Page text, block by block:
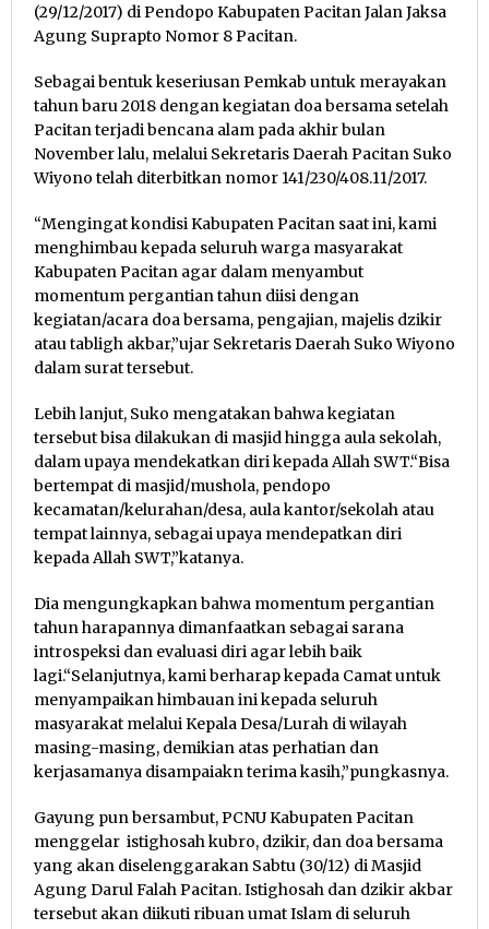
(29/12/2017) di Pendopo Kabupaten Pacitan Jalan Jaksa
Agung Suprapto Nomor 8 Pacitan.
Sebagai bentuk keseriusan Pemkab untuk merayakan
tahun baru 2018 dengan kegiatan doa bersama setelah
Pacitan terjadi bencana alam pada akhir bulan
November lalu, melalui Sekretaris Daerah Pacitan Suko
Wiyono telah diterbitkan nomor 141/230/408.11/2017.
“Mengingat kondisi Kabupaten Pacitan saat ini, kami
menghimbau kepada seluruh warga masyarakat
Kabupaten Pacitan agar dalam menyambut
momentum pergantian tahun diisi dengan
kegiatan/acara doa bersama, pengajian, majelis dzikir
atau tabligh akbar,”ujar Sekretaris Daerah Suko Wiyono
dalam surat tersebut.
Lebih lanjut, Suko mengatakan bahwa kegiatan
tersebut bisa dilakukan di masjid hingga aula sekolah,
dalam upaya mendekatkan diri kepada Allah SWT.“Bisa
bertempat di masjid/mushola, pendopo
kecamatan/kelurahan/desa, aula kantor/sekolah atau
tempat lainnya, sebagai upaya mendepatkan diri
kepada Allah SWT,”katanya.
Dia mengungkapkan bahwa momentum pergantian
tahun harapannya dimanfaatkan sebagai sarana
introspeksi dan evaluasi diri agar lebih baik
lagi.“Selanjutnya, kami berharap kepada Camat untuk
menyampaikan himbauan ini kepada seluruh
masyarakat melalui Kepala Desa/Lurah di wilayah
masing-masing, demikian atas perhatian dan
kerjasamanya disampaiakn terima kasih,”pungkasnya.
Gayung pun bersambut, PCNU Kabupaten Pacitan
menggelar istighosah kubro, dzikir, dan doa bersama
yang akan diselenggarakan Sabtu (30/12) di Masjid
Agung Darul Falah Pacitan. Istighosah dan dzikir akbar
tersebut akan diikuti ribuan umat Islam di seluruh